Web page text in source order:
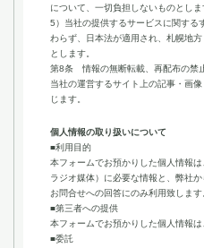
について、一切負担しないものとしま
5）当社の提供するサービスに関する
わらず、日本法が適用され、札幌地
とします。
第8条 情報の無断転載、再配布の禁
当社の運営するサイト上の記事・画
じます。
個人情報の取り扱いについて
■利用目的
本フォームでお預かりした個人情報
ラジオ媒体）に必要な情報と、弊社
お問合せへの回答にのみ利用致します
■第三者への提供
本フォームでお預かりした個人情報は
■委託